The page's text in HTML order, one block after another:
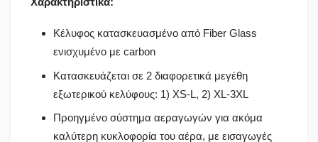
Κέλυφος κατασκευασμένο από Fiber Glass
ενισχυμένο με carbon
Κατασκευάζεται σε 2 διαφορετικά μεγέθη
εξωτερικού κελύφους: 1) XS-L, 2) XL-3XL
Προηγμένο σύστημα αεραγωγών για ακόμα
καλύτερη κυκλοφορία του αέρα, με εισαγωγές